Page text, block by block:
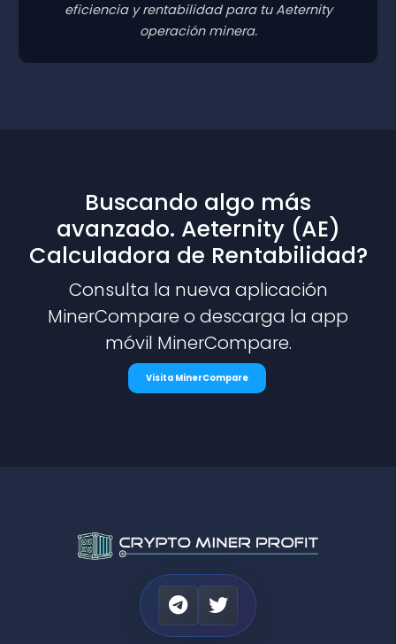
eficiencia y rentabilidad para tu Aeternity
operación minera.
Buscando algo más
avanzado. Aeternity (AE)
Calculadora de Rentabilidad?
Consulta la nueva aplicación
MinerCompare o descarga la app
móvil MinerCompare.
Visita MinerCompare